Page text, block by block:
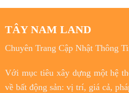
TÂY NAM LAND
Chuyên Trang Cập Nhật Thông
Với mục tiêuxây dựng một hệ
về bất động sản: vị trí, giá cả,